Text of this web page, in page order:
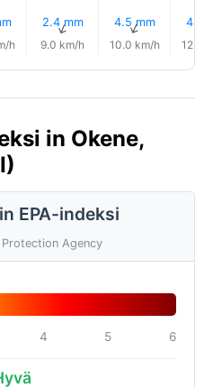
h
2.4 mm
↑
9.0 km/h
4.5 mm
↑
10.0 km/h
4.8
12.0
in Okene,
EPA-indeksi
Agency
4 5 6